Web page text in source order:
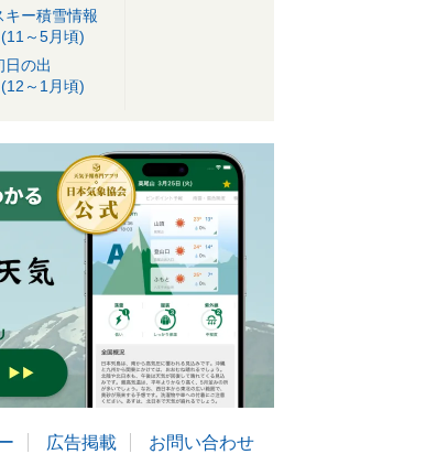
キー積雪情報
(11～5月頃)
日の出
(12～1月頃)
広告掲載 お問い合わせ